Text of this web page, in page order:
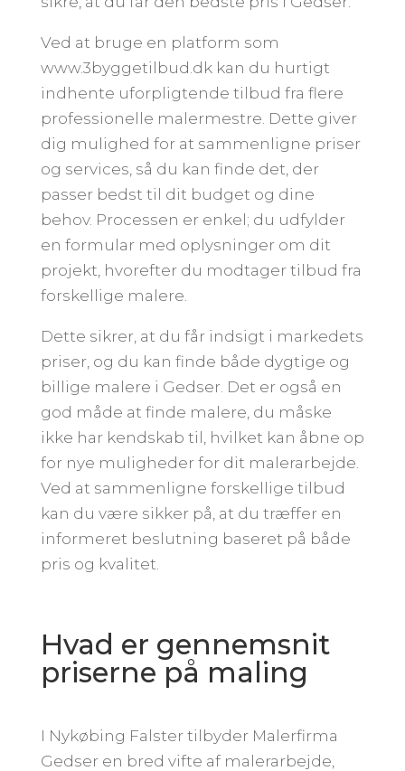
Ved at bruge en platform som
www.3byggetilbud.dk kan du hurtigt
indhente uforpligtende tilbud fra flere
professionelle malermestre. Dette giver
dig mulighed for at sammenligne priser
og services, så du kan finde det, der
passer bedst til dit budget og dine
behov. Processen er enkel; du udfylder
en formular med oplysninger om dit
projekt, hvorefter du modtager tilbud fra
forskellige malere.
Dette sikrer, at du får indsigt i markedets
priser, og du kan finde både dygtige og
billige malere i Gedser. Det er også en
god måde at finde malere, du måske
ikke har kendskab til, hvilket kan åbne op
for nye muligheder for dit malerarbejde.
Ved at sammenligne forskellige tilbud
kan du være sikker på, at du træffer en
informeret beslutning baseret på både
pris og kvalitet.
Hvad er gennemsnit
priserne på maling
I Nykøbing Falster tilbyder Malerfirma
Gedser en bred vifte af malerarbejde,